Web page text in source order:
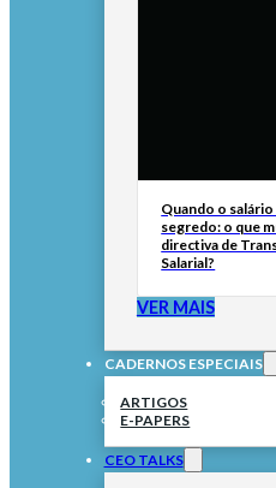
Quando o
segredo: o que
directiva de
Salarial?
VER MAIS
CADERNOS ESPECIAIS
ARTIGOS
E-PAPERS
CEO TALKS